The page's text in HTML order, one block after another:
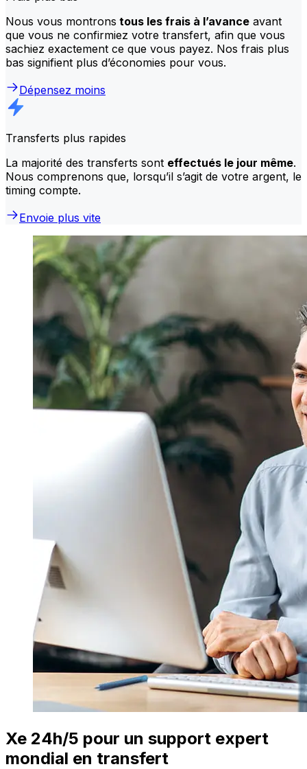
Nous vous montrons tous les frais à l’avance avant
que vous ne confirmiez votre transfert, afin que vous
sachiez exactement ce que vous payez. Nos frais plus
bas signifient plus d’économies pour vous.
Dépensez moins
Transferts plus rapides
La majorité des transferts sont effectués le jour même.
Nous comprenons que, lorsqu’il s’agit de votre argent, le
timing compte.
Envoie plus vite
Xe 24h/5 pour un support expert
mondial en transfert